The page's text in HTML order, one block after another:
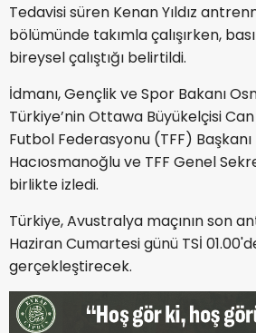
Tedavisi süren Kenan Yıldız
bölümünde takımla çalışırken,
bireysel çalıştığı belirtildi.
İdmanı, Gençlik ve Spor Bakanı
Türkiye’nin Ottawa Büyükelçisi
Futbol Federasyonu (TFF)
Hacıosmanoğlu ve TFF Genel
birlikte izledi.
Türkiye, Avustralya maçının son
Haziran Cumartesi günü TSİ
gerçekleştirecek.